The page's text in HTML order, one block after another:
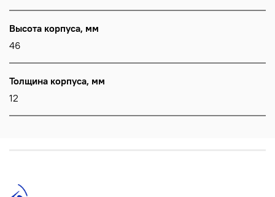
Высота корпуса, мм
46
Толщина корпуса, мм
12